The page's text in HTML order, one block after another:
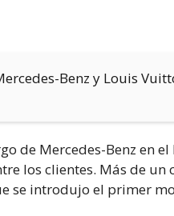
Benz y Louis
de Mercedes-Benz en
los clientes. Más de
se introdujo el primer